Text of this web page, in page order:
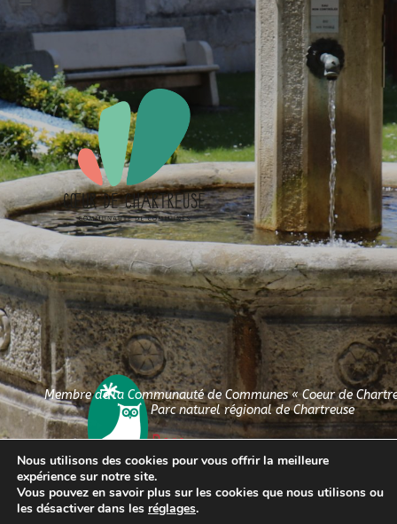
Membre de la Communauté de Communes « Coeur de
Parc naturel régional de Chartreuse
Nous utilisons des cookies pour vous offrir la meilleure
expérience sur notre site.
Vous pouvez en savoir plus sur les cookies que nous utilisons ou
les désactiver dans les réglages.